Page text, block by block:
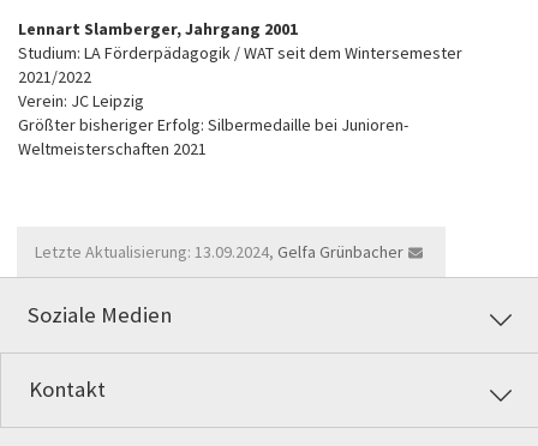
Lennart Slamberger, Jahrgang 2001
Studium: LA Förderpädagogik / WAT seit dem Wintersemester
2021/2022
Verein: JC Leipzig
Größter bisheriger Erfolg: Silbermedaille bei Junioren-
Weltmeisterschaften 2021
Letzte Aktualisierung: 13.09.2024, Gelfa Grünbacher
Soziale Medien
Kontakt